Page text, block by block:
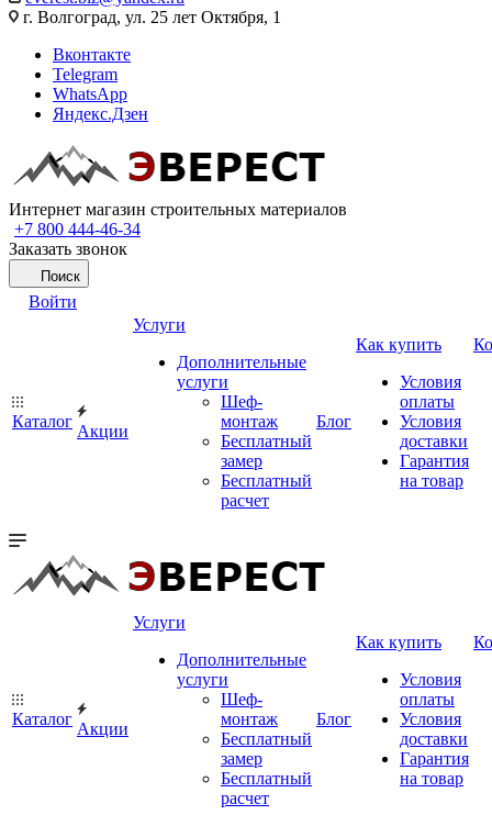
г. Волгоград, ул. 25 лет Октября, 1
Вконтакте
Telegram
WhatsApp
Яндекс.Дзен
Интернет магазин строительных материалов
+7 800 444-46-34
Заказать звонок
Поиск
Войти
Каталог
Акции
Услуги
Дополнительные
услуги
Шеф-
монтаж
Бесплатный
замер
Бесплатный
расчет
Блог
Как купить
Условия
оплаты
Условия
доставки
Гарантия
на товар
Каталог
Акции
Услуги
Дополнительные
услуги
Шеф-
монтаж
Бесплатный
замер
Бесплатный
расчет
Блог
Как купить
Условия
оплаты
Условия
доставки
Гарантия
на товар